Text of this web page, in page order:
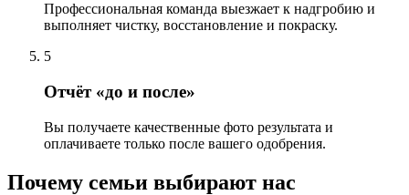
Профессиональная команда выезжает к надгробию и
выполняет чистку, восстановление и покраску.
5
Отчёт «до и после»
Вы получаете качественные фото результата и
оплачиваете только после вашего одобрения.
Почему семьи выбирают нас